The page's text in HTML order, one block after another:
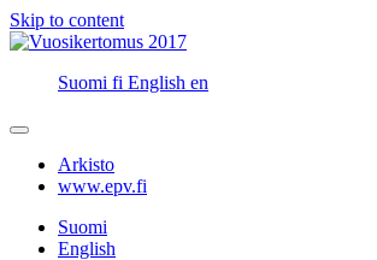
Skip to content
Suomi fi English en
Arkisto
www.epv.fi
Suomi
English